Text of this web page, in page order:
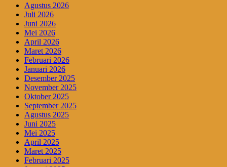
Agustus 2026
Juli 2026
Juni 2026
Mei 2026
April 2026
Maret 2026
Februari 2026
Januari 2026
Desember 2025
November 2025
Oktober 2025
September 2025
Agustus 2025
Juni 2025
Mei 2025
April 2025
Maret 2025
Februari 2025